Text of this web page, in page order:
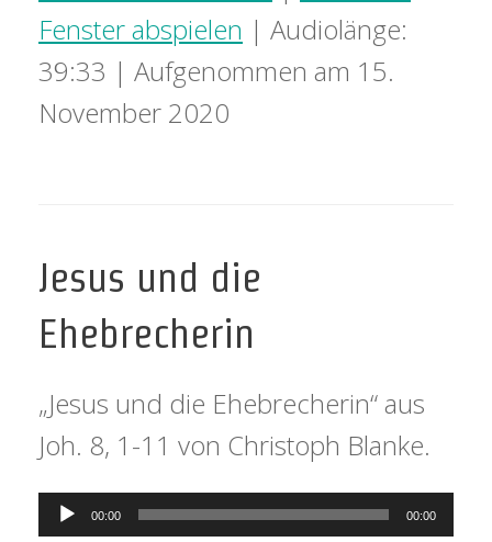
Fenster abspielen | Audiolänge:
39:33 | Aufgenommen am 15.
November 2020
Jesus und die
Ehebrecherin
„Jesus und die Ehebrecherin“ aus
Joh. 8, 1-11 von Christoph Blanke.
Audio-
00:00 00:00